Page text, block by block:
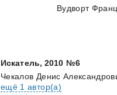
Вудворт
Искатель, 2010 №6
Чекалов Денис
ещё 1 автор(а)